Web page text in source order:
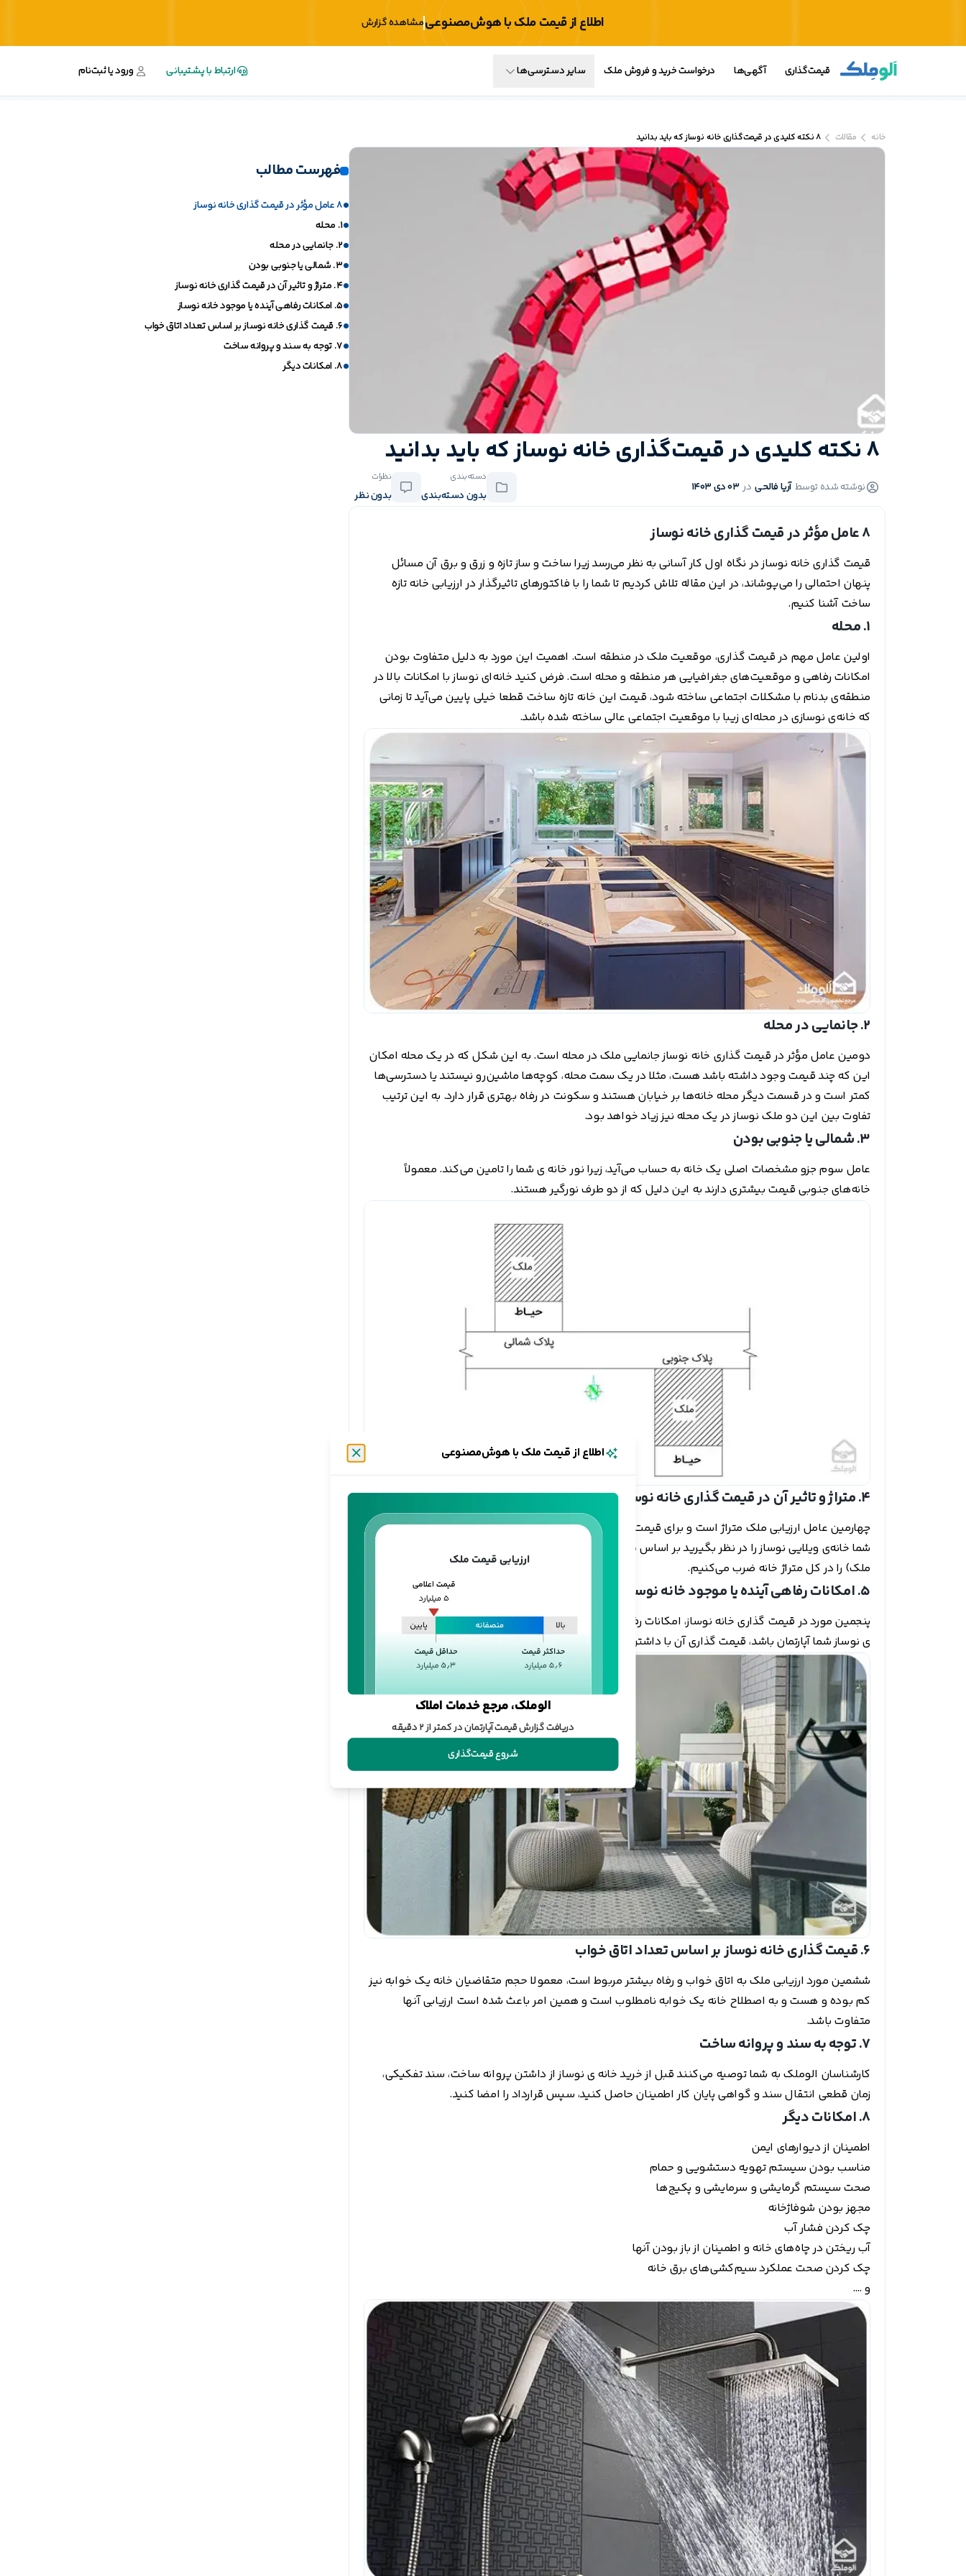
اطلاع از قیمت ملک با هوش‌مصنوعیمشاهده گزارش
قیمت‌گذاری آگهی‌ها درخواست خرید و فروش ملک سایر دسترسی‌ها ارتباط با پشتیبانی ورود یا ثبت‌نام
خانه مقالات 8 نکته کلیدی در قیمت‌گذاری خانه نوساز که باید بدانید
8 نکته کلیدی در قیمت‌گذاری خانه نوساز که باید بدانید
نوشته شده توسط آریا فالحی در 03 دی 1403
دسته‌بندی
بدون دسته‌بندی
نظرات
بدون نظر
8 عامل مؤثر در قیمت گذاری خانه نوساز
قیمت گذاری خانه نوساز در نگاه اول کار آسانی به نظر می‌رسد زیرا ساخت و ساز تازه و زرق و برق آن مسائل
پنهان احتمالی را می‌پوشاند، در این مقاله تلاش کردیم تا شما را با فاکتورهای تاثیرگذار در ارزیابی خانه تازه
ساخت آشنا کنیم.
1. محله
اولین عامل مهم در قیمت گذاری، موقعیت ملک در منطقه است. اهمیت این مورد به دلیل متفاوت بودن
امکانات رفاهی و موقعیت‌های جغرافیایی هر منطقه و محله است. فرض کنید خانه‌ای نوساز با امکانات بالا در
منطقه‌ی بدنام با مشکلات اجتماعی ساخته شود، قیمت این خانه تازه ساخت قطعا خیلی پایین می‌آید تا زمانی
که خانه‌ی نوسازی در محله‌ای زیبا با موقعیت اجتماعی عالی ساخته شده باشد.
2. جانمایی در محله
دومین عامل مؤثر در قیمت گذاری خانه نوساز جانمایی ملک در محله است. به این شکل که در یک محله امکان
این که چند قیمت وجود داشته باشد هست، مثلا در یک سمت محله، کوچه‌ها ماشین‌رو نیستند یا دسترسی‌ها
کمتر است و در قسمت دیگر محله خانه‌ها بر خیابان هستند و سکونت در رفاه بهتری قرار دارد. به این ترتیب
تفاوت بین این دو ملک نوساز در یک محله نیز زیاد خواهد بود.
3. شمالی یا جنوبی بودن
عامل سوم جزو مشخصات اصلی یک خانه به حساب می‌آید، زیرا نور خانه ی شما را تامین می‌کند. معمولاً
خانه‌های جنوبی قیمت بیشتری دارند به این دلیل که از دو طرف نورگیر هستند.
4. متراژ و تاثیر آن در قیمت گذاری خانه نوساز
چهارمین عامل ارزیابی ملک متراژ است و برای قیمت گذاری خانه نوساز شما با دو واژه معروف طرف هستید، اگر
شما خانه‌ی ویلایی نوساز را در نظر بگیرید بر اساس متر مربع حساب می‌شود که در این مورد قیمت (هر متر
ملک) را در کل متراژ خانه ضرب می‌کنیم.
5. امکانات رفاهی آینده یا موجود خانه نوساز
پنجمین مورد در قیمت گذاری خانه نوساز، امکانات رفاهی است که، نقش محوری در افزایش قیمت دارد. اگر خانه
ی نوساز شما آپارتمان باشد، قیمت گذاری آن با داشتن یا نداشتن امکانات رفاهی ارزان و گران می‌شود.
6. قیمت گذاری خانه نوساز بر اساس تعداد اتاق خواب
ششمین مورد ارزیابی ملک به اتاق خواب و رفاه بیشتر مربوط است، معمولا حجم متقاضیان خانه یک خوابه نیز
کم بوده و هست و به اصطلاح خانه یک خوابه نامطلوب است و همین امر باعث شده است ارزیابی آنها
متفاوت باشد.
7. توجه به سند و پروانه ساخت
کارشناسان الوملک به شما توصیه می‌کنند قبل از خرید خانه ی نوساز از داشتن پروانه ساخت، سند تفکیکی،
زمان قطعی انتقال سند و گواهی پایان کار اطمینان حاصل کنید، سپس قرارداد را امضا کنید.
8. امکانات دیگر
اطمینان از دیوارهای ایمن
مناسب بودن سیستم تهویه دستشویی و حمام
صحت سیستم گرمایشی و سرمایشی و پکیج‌ها
مجهز بودن شوفاژخانه
چک کردن فشار آب
آب ریختن در چاه‌های خانه و اطمینان از باز بودن آنها
چک کردن صحت عملکرد سیم‌کشی‌های برق خانه
و ….
فهرست مطالب
8 عامل مؤثر در قیمت گذاری خانه نوساز
1. محله
2. جانمایی در محله
3. شمالی یا جنوبی بودن
4. متراژ و تاثیر آن در قیمت گذاری خانه نوساز
5. امکانات رفاهی آینده یا موجود خانه نوساز
6. قیمت گذاری خانه نوساز بر اساس تعداد اتاق خواب
7. توجه به سند و پروانه ساخت
8. امکانات دیگر
اطلاع از قیمت ملک با هوش‌مصنوعی
الوملک، مرجع خدمات املاک
دریافت گزارش قیمت آپارتمان در کمتر از ۲ دقیقه
شروع قیمت‌گذاری